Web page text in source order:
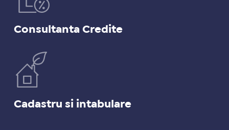
Consultanta Credite
Cadastru si intabulare